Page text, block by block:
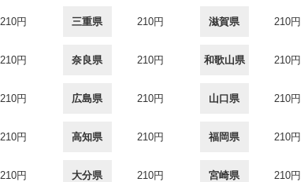
210円 三重県 210円 滋賀県 210円
210円 奈良県 210円 和歌山県 210円
210円 広島県 210円 山口県 210円
210円 高知県 210円 福岡県 210円
210円 大分県 210円 宮崎県 210円